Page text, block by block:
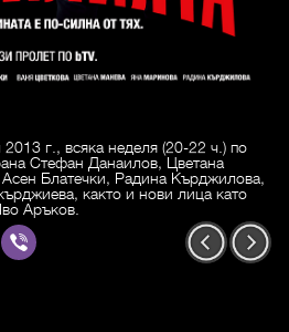
г., всяка неделя (20-22 ч.) по
Стефан Данаилов, Цветана
Блатечки, Радина Кърджилова,
както и нови лица като
Аръков.